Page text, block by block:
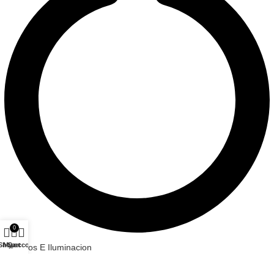
Electricos E Iluminacion
0
Cart
My account